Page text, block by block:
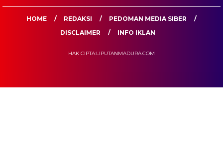
HOME REDAKSI
PEDOMAN MEDIA SIBER
DISCLAIMER
INFO IKLAN
HAK CIPTA:LIPUTANMADURA.COM